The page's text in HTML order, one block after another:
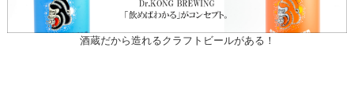
酒蔵だから造れるクラフトビールがある！